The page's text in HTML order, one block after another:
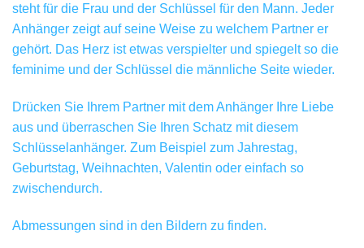
steht für die Frau und der Schlüssel für den Mann. Jeder
Anhänger zeigt auf seine Weise zu welchem Partner er
gehört. Das Herz ist etwas verspielter und spiegelt so die
feminime und der Schlüssel die männliche Seite wieder.
Drücken Sie Ihrem Partner mit dem Anhänger Ihre Liebe
aus und überraschen Sie Ihren Schatz mit diesem
Schlüsselanhänger. Zum Beispiel zum Jahrestag,
Geburtstag, Weihnachten, Valentin oder einfach so
zwischendurch.
Abmessungen sind in den Bildern zu finden.